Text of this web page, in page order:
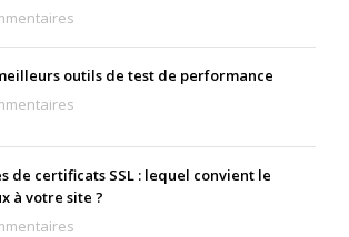
outils de test de performance
de certificats SSL : lequel convient le
à votre site ?